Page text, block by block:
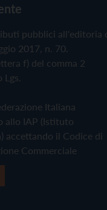
pubblici all'editoria
2017, n. 70.
f) del comma 2
Italiana
allo IAP (Istituto
accettando il Codice di
Commerciale